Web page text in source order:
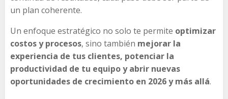
un plan coherente.
Un enfoque estratégico no solo te permite optimizar
costos y procesos, sino también mejorar la
experiencia de tus clientes, potenciar la
productividad de tu equipo y abrir nuevas
oportunidades de crecimiento en 2026 y más allá.